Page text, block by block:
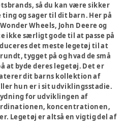
så du kan være sikker
og sager til dit barn. Her på
Wheels, John Deere og
ikke særligt gode til at passe på
det meste legetøj til at
tygget på og hvad de små
at byde deres legetøj. Det er
dit barns kollektion af
hun er i sit udviklingsstadie.
for udviklingen af
koncentrationen,
Legetøj er altså en vigtig del af